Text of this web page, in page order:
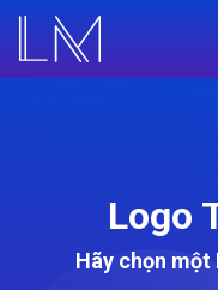
Logo
Hãy chọn một